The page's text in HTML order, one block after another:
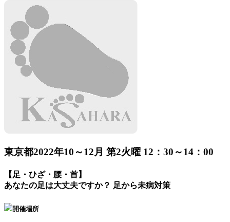
東京都2022年10～12月 第2火曜 12：30～14：00
【足・ひざ・腰・首】
あなたの足は大丈夫ですか？ 足から未病対策
開催場所